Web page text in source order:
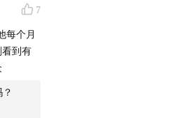
7
每个月
到有